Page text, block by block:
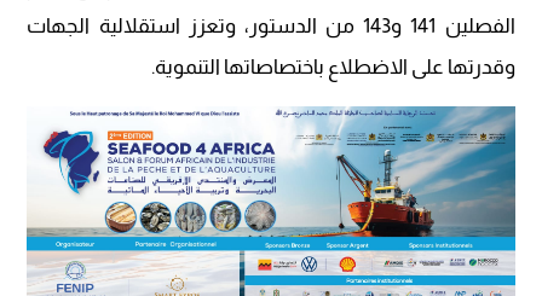
الفصلين 141 و143 من الدستور، وتعزز استقلالية الجهات
وقدرتها على الاضطلاع باختصاصاتها التنموية.